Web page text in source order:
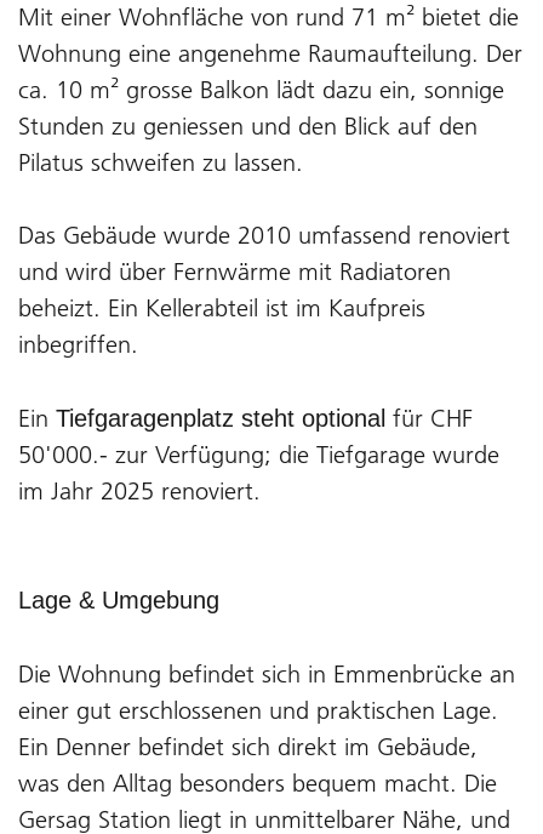
Mit einer Wohnfläche von rund 71 m² bietet die
Wohnung eine angenehme Raumaufteilung. Der
ca. 10 m² grosse Balkon lädt dazu ein, sonnige
Stunden zu geniessen und den Blick auf den
Pilatus schweifen zu lassen.
Das Gebäude wurde 2010 umfassend renoviert
und wird über Fernwärme mit Radiatoren
beheizt. Ein Kellerabteil ist im Kaufpreis
inbegriffen.
EinTiefgaragenplatz steht optionalfür CHF
50'000.- zur Verfügung; die Tiefgarage wurde
im Jahr 2025 renoviert.
Lage & Umgebung
Die Wohnung befindet sich in Emmenbrücke an
einer gut erschlossenen und praktischen Lage.
Ein Denner befindet sich direkt im Gebäude,
was den Alltag besonders bequem macht. Die
Gersag Station liegt in unmittelbarer Nähe, und